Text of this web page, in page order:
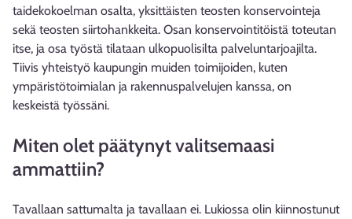
taidekokoelman osalta, yksittäisten teosten konservointeja
sekä teosten siirtohankkeita. Osan konservointitöistä toteutan
itse, ja osa työstä tilataan ulkopuolisilta palveluntarjoajilta.
Tiivis yhteistyö kaupungin muiden toimijoiden, kuten
ympäristötoimialan ja rakennuspalvelujen kanssa, on
keskeistä työssäni.
Miten olet päätynyt valitsemaasi
ammattiin?
Tavallaan sattumalta ja tavallaan ei. Lukiossa olin kiinnostunut